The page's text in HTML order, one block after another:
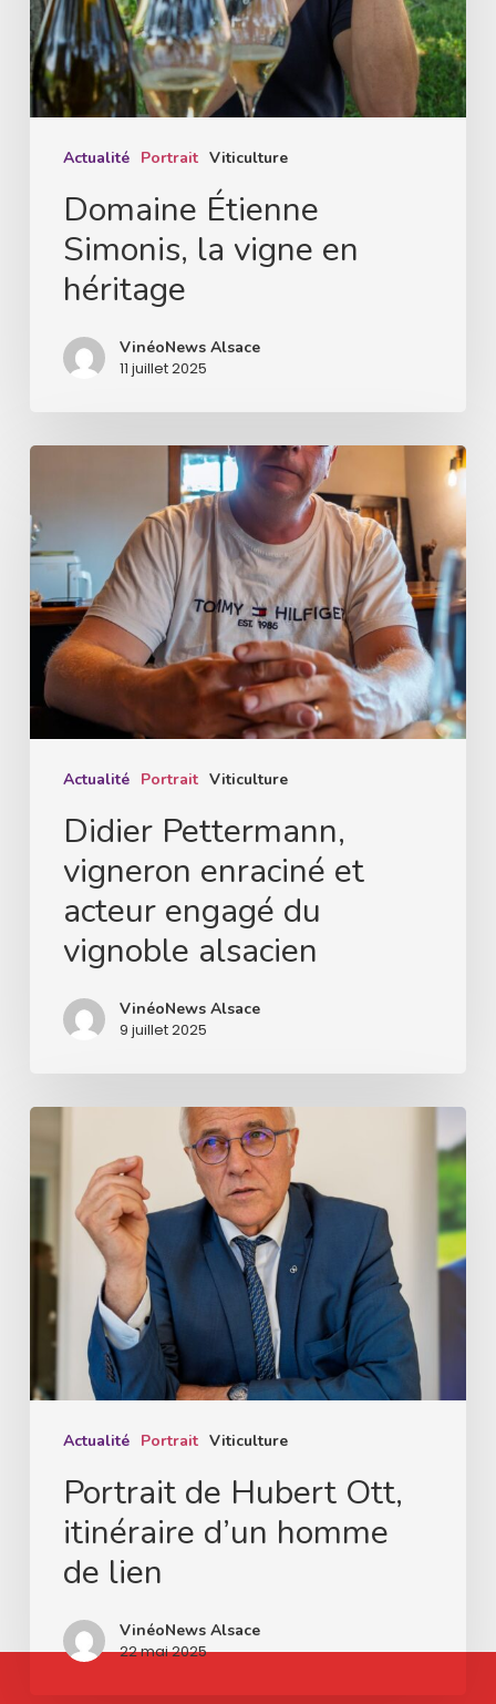
Actualité Portrait Viticulture
en
héritage
Domaine Étienne
Simonis, la vigne en
héritage
VinéoNews Alsace
11 juillet 2025
Actualité Portrait Viticulture
vigneron
enraciné
et
acteur
engagé
du
vignoble
alsacien
Didier Pettermann,
vigneron enraciné et
acteur engagé du
vignoble alsacien
VinéoNews Alsace
9 juillet 2025
Actualité Portrait Viticulture
Hubert
itinéraire
homme
lien
Portrait de Hubert Ott,
itinéraire d’un homme
de lien
VinéoNews Alsace
22 mai 2025